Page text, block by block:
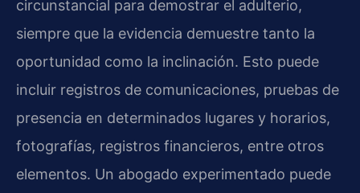
circunstancial para demostrar el adulterio,
siempre que la evidencia demuestre tanto la
oportunidad como la inclinación. Esto puede
incluir registros de comunicaciones, pruebas de
presencia en determinados lugares y horarios,
fotografías, registros financieros, entre otros
elementos. Un abogado experimentado puede